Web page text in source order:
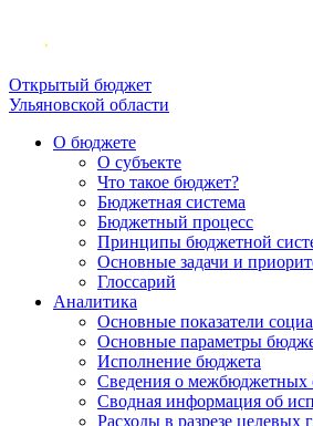
Открытый бюджет
Ульяновской области
О бюджете
О субъекте
Что такое бюджет?
Бюджетная система
Бюджетный процесс
Принципы бюджетной
Основные задачи и
Глоссарий
Аналитика
Основные показатели
Основные параметры
Исполнение бюджета
Сведения о межбюджетных
Сводная информация об
Расходы в разрезе целевых